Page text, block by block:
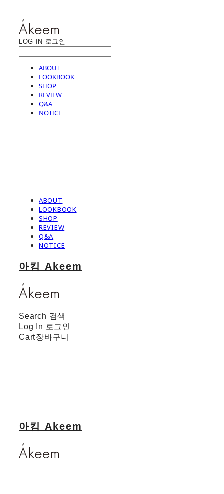
LOG IN 로그인
ABOUT
LOOKBOOK
SHOP
REVIEW
Q&A
NOTICE
ABOUT
LOOKBOOK
SHOP
REVIEW
Q&A
NOTICE
아킴 Akeem
Search 검색
Log In 로그인
Cart장바구니
아킴 Akeem